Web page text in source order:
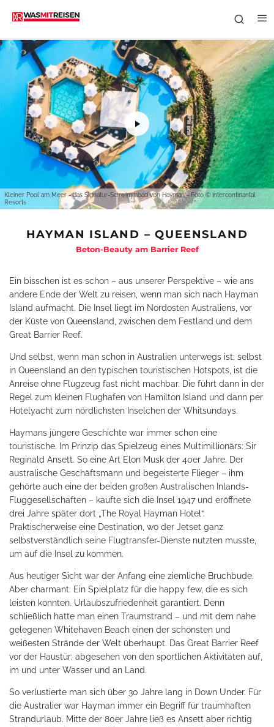
Kleiner Pool am Meer - das Signatur-Schwimmbad von Hayman - Foto © Intercontinantal
Resorts
HAYMAN ISLAND – QUEENSLAND
Beton-Beauty am Barrier Reef
Ein bisschen ist es schon – aus unserer Perspektive – wie ans
andere Ende der Welt zu reisen, wenn man sich nach Hayman
Island aufmacht. Die Insel liegt im Nordosten Australiens, vor
der Küste von Queensland, zwischen dem Festland und dem
Great Barrier Reef.
Und selbst, wenn man schon in Australien unterwegs ist; selbst
in Queensland an den typischen touristischen Hotspots, ist die
Anreise ohne Flugzeug fast nicht machbar. Die führt dann in der
Regel zum kleinen Flughafen von Hamilton Island und dann per
Hotelyacht zum nördlichsten Inselchen der Whitsundays.
Haymans jüngere Geschichte war immer schon eine
touristische. Im Prinzip das Spielzeug eines Multimillionärs: Sir
Reginald Ansett. So eine Art Elon Musk der 40er Jahre. Der
australische Geschäftsmann und begeisterte Flieger – ihm
gehörte auch eine der beiden großen Australischen Inlands-
Fluggesellschaften – kaufte sich die Insel 1947 und eröffnete
drei Jahre später dort „The Royal Hayman Hotel“.
Praktischerweise eine Destination, wo der Jetset ganz
selbstverständlich seine Flugtransfer-Dienste nutzten musste,
um auf die Insel zu kommen.
Aus heutiger Sicht war der Anfang eine ziemliche Bruchbude.
Aber charmant. Ein Spielplatz für die happy few, die es sich
leisten konnten. Urlaubszufriedenheit garantiert. Denn
schließlich hatte man einen Traumstrand – und mit dem nahe
gelegenen Whitehaven Beach einen der schönsten und
weißesten Strände der Welt überhaupt. Das Great Barrier Reef
vor der Haustür; abgesehen von den sportlichen Aktivitäten auf,
im und unter Wasser und an Land.
So verlustierte man sich über 30 Jahre lang in Down Under. Für
die Australier war Hayman immer ein Begriff für traumhaften
Strandurlaub. Mitte der 80er Jahre ließ es Ansett aber richtig